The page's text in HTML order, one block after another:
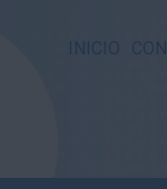
INICIO